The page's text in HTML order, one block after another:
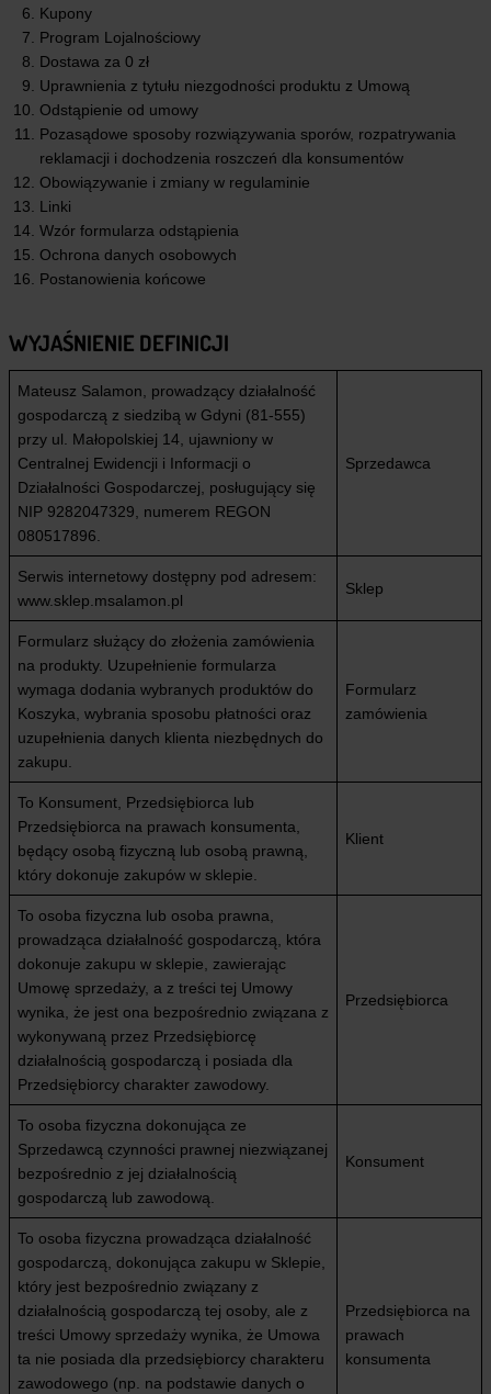
Kupony
Program Lojalnościowy
Dostawa za 0 zł
Uprawnienia z tytułu niezgodności produktu z Umową
Odstąpienie od umowy
Pozasądowe sposoby rozwiązywania sporów, rozpatrywania
reklamacji i dochodzenia roszczeń dla konsumentów
Obowiązywanie i zmiany w regulaminie
Linki
Wzór formularza odstąpienia
Ochrona danych osobowych
Postanowienia końcowe
WYJAŚNIENIE DEFINICJI
Mateusz Salamon, prowadzący działalność
gospodarczą z siedzibą w Gdyni (81-555)
przy ul. Małopolskiej 14, ujawniony w
Centralnej Ewidencji i Informacji o
Działalności Gospodarczej, posługujący się
NIP 9282047329, numerem REGON
080517896.
Sprzedawca
Serwis internetowy dostępny pod adresem:
www.sklep.msalamon.pl
Sklep
Formularz służący do złożenia zamówienia
na produkty. Uzupełnienie formularza
wymaga dodania wybranych produktów do
Koszyka, wybrania sposobu płatności oraz
uzupełnienia danych klienta niezbędnych do
zakupu.
Formularz
zamówienia
To Konsument, Przedsiębiorca lub
Przedsiębiorca na prawach konsumenta,
będący osobą fizyczną lub osobą prawną,
który dokonuje zakupów w sklepie.
Klient
To osoba fizyczna lub osoba prawna,
prowadząca działalność gospodarczą, która
dokonuje zakupu w sklepie, zawierając
Umowę sprzedaży, a z treści tej Umowy
wynika, że jest ona bezpośrednio związana z
wykonywaną przez Przedsiębiorcę
działalnością gospodarczą i posiada dla
Przedsiębiorcy charakter zawodowy.
Przedsiębiorca
To osoba fizyczna dokonująca ze
Sprzedawcą czynności prawnej niezwiązanej
bezpośrednio z jej działalnością
gospodarczą lub zawodową.
Konsument
To osoba fizyczna prowadząca działalność
gospodarczą, dokonująca zakupu w Sklepie,
który jest bezpośrednio związany z
działalnością gospodarczą tej osoby, ale z
treści Umowy sprzedaży wynika, że Umowa
ta nie posiada dla przedsiębiorcy charakteru
zawodowego (np. na podstawie danych o
Przedsiębiorca na
prawach
konsumenta